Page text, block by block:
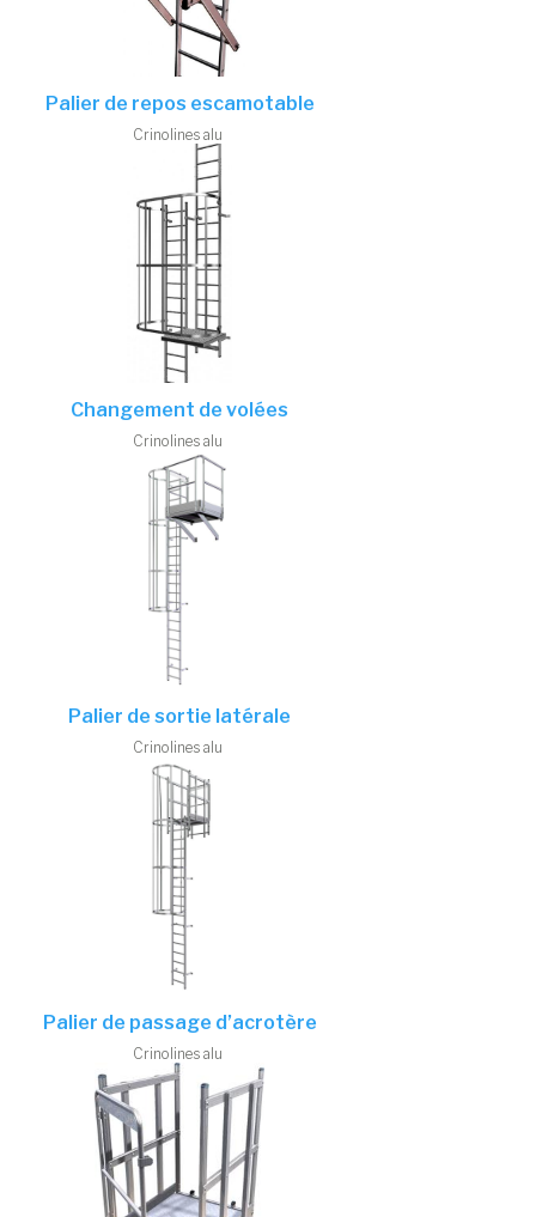
Palier de repos escamotable
Crinolines alu
Changement de volées
Crinolines alu
Palier de sortie latérale
Crinolines alu
Palier de passage d’acrotère
Crinolines alu